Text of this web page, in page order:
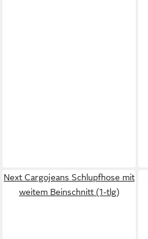
Next Cargojeans Schlupfhose mit
weitem Beinschnitt (1-tlg)